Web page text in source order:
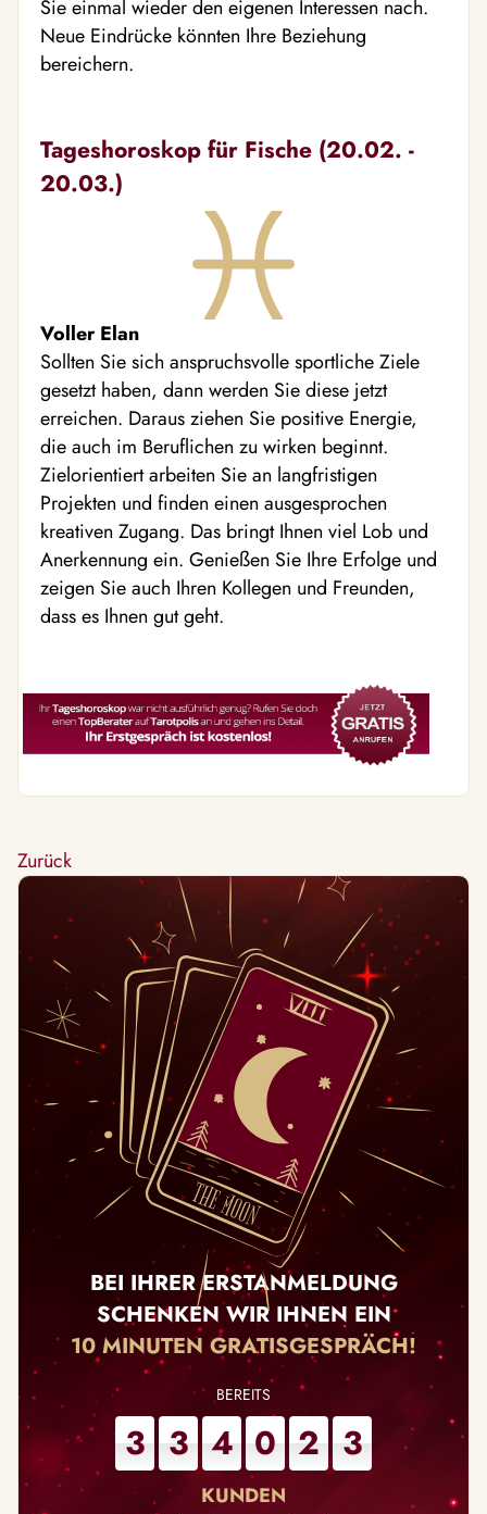
Sie einmal wieder den eigenen Interessen nach.
Neue Eindrücke könnten Ihre Beziehung
bereichern.
Tageshoroskop für Fische (20.02. -
20.03.)
Voller Elan
Sollten Sie sich anspruchsvolle sportliche Ziele
gesetzt haben, dann werden Sie diese jetzt
erreichen. Daraus ziehen Sie positive Energie,
die auch im Beruflichen zu wirken beginnt.
Zielorientiert arbeiten Sie an langfristigen
Projekten und finden einen ausgesprochen
kreativen Zugang. Das bringt Ihnen viel Lob und
Anerkennung ein. Genießen Sie Ihre Erfolge und
zeigen Sie auch Ihren Kollegen und Freunden,
dass es Ihnen gut geht.
Zurück
BEI IHRER ERSTANMELDUNG
SCHENKEN WIR IHNEN EIN
10 MINUTEN GRATISGESPRÄCH!
3 3 4 0 2 3